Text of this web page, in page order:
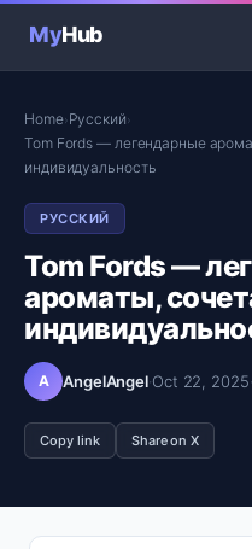
MyHub
Home›Русский›
Tom Fords — легендарные
индивидуальность
РУССКИЙ
Tom Fords —
ароматы,
A AngelAngel·Oct 22, 2025·
Copy link Share on X